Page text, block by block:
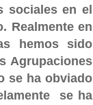
sociales en el
Realmente en
hemos sido
Agrupaciones
se ha obviado
se ha